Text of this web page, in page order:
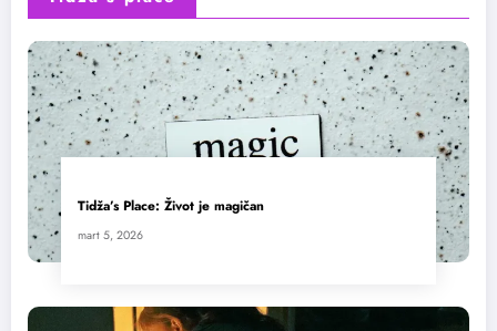
Tidža’s Place: Život je magičan
mart 5, 2026